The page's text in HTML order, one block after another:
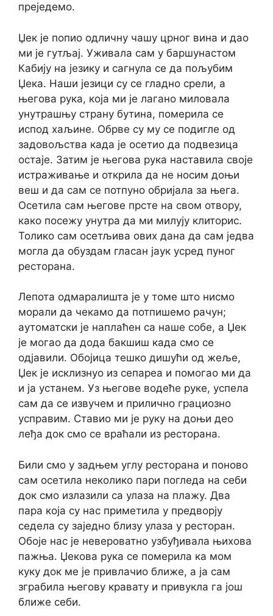
преједемо.
Џек је попио одличну чашу црног вина и дао
ми је гутљај. Уживала сам у баршунастом
Кабију на језику и сагнула се да пољубим
Џека. Наши језици су се гладно срели, а
његова рука, која ми је лагано миловала
унутрашњу страну бутина, померила се
испод хаљине. Обрве су му се подигле од
задовољства када је осетио да подвезица
остаје. Затим је његова рука наставила своје
истраживање и открила да не носим доњи
веш и да сам се потпуно обријала за њега.
Осетила сам његове прсте на свом отвору,
како посежу унутра да ми милују клиторис.
Толико сам осетљива ових дана да сам једва
могла да обуздам гласан јаук усред пуног
ресторана.
Лепота одмаралишта је у томе што нисмо
морали да чекамо да потпишемо рачун;
аутоматски је наплаћен са наше собе, а Џек
је могао да дода бакшиш када смо се
одјавили. Обојица тешко дишући од жеље,
Џек је исклизнуо из сепареа и помогао ми да
и ја устанем. Уз његове водеће руке, успела
сам да се извучем и прилично грациозно
усправим. Ставио ми је руку на доњи део
леђа док смо се враћали из ресторана.
Били смо у задњем углу ресторана и поново
сам осетила неколико пари погледа на себи
док смо излазили са улаза на плажу. Два
пара која су нас приметила у предворју
седела су заједно близу улаза у ресторан.
Обоје нас је невероватно узбуђивала њихова
пажња. Џекова рука се померила ка мом
куку док ме је привлачио ближе, а ја сам
зграбила његову кравату и привукла га још
ближе себи.